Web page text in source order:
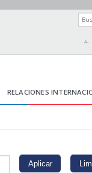
A-
RELACIONES